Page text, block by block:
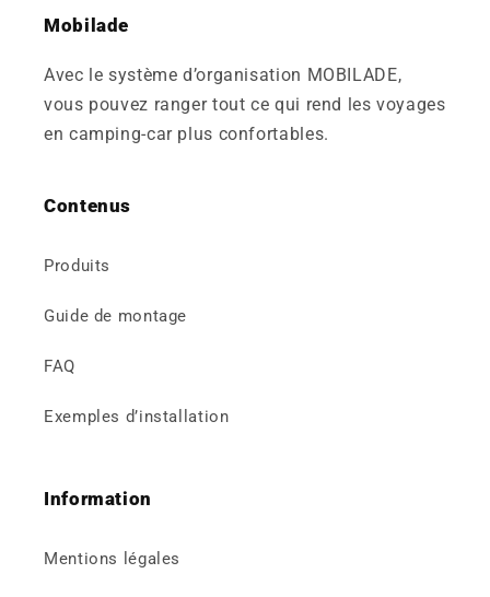
Mobilade
Avec le système d’organisation MOBILADE,
vous pouvez ranger tout ce qui rend les voyages
en camping-car plus confortables.
Contenus
Produits
Guide de montage
FAQ
Exemples d’installation
Information
Mentions légales